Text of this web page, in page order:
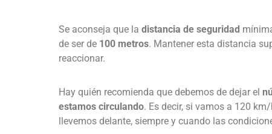
Se aconseja que la distancia de seguridad
de ser de 100 metros. Mantener esta distancia
reaccionar.
Hay quién recomienda que debemos de dejar el
estamos circulando. Es decir, si vamos a 120
llevemos delante, siempre y cuando las